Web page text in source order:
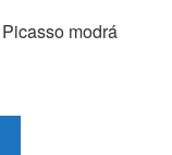
modrá